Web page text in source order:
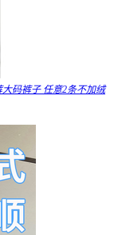
码裤子 任意2条不加绒